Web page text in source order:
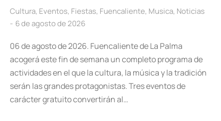
Cultura, Eventos, Fiestas, Fuencaliente, Musica, Noticias
6 de agosto de 2026
06 de agosto de 2026. Fuencaliente de La Palma
acogerá este fin de semana un completo programa de
actividades en el que la cultura, la música y la tradición
serán las grandes protagonistas. Tres eventos de
carácter gratuito convertirán al…